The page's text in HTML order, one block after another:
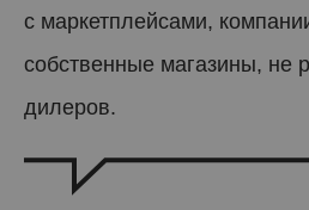
с маркетплейсами,
собственные магазины, не
дилеров.